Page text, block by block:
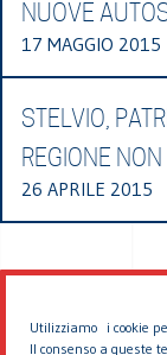
Utilizziamo i cookie
Il consenso a queste
NUOVE
17 MAGGIO 2015
STELVIO,
REGIONE
26 APRILE 2015